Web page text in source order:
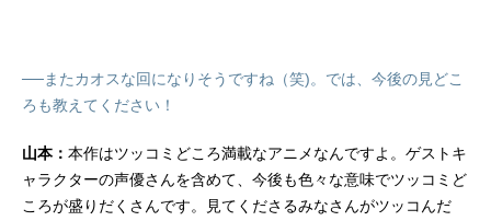
──またカオスな回になりそうですね（笑)。では、今後の見どこ
ろも教えてください！
山本： 本作はツッコミどころ満載なアニメなんですよ。ゲストキ
ャラクターの声優さんを含めて、今後も色々な意味でツッコミど
ころが盛りだくさんです。見てくださるみなさんがツッコんだ